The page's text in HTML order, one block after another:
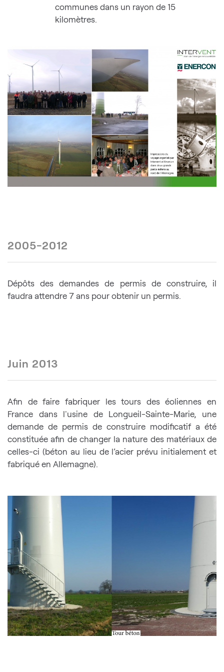
communes dans un rayon de 15
kilomètres.
2005-2012
Dépôts des demandes de permis de construire, il
faudra attendre 7 ans pour obtenir un permis.
Juin 2013
Afin de faire fabriquer les tours des éoliennes en
France dans l'usine de Longueil-Sainte-Marie, une
demande de permis de construire modificatif a été
constituée afin de changer la nature des matériaux de
celles-ci (béton au lieu de l’acier prévu initialement et
fabriqué en Allemagne).